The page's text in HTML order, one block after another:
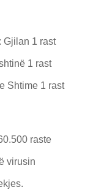
Gjilan 1 rast
1 rast
Shtime 1 rast
raste
virusin